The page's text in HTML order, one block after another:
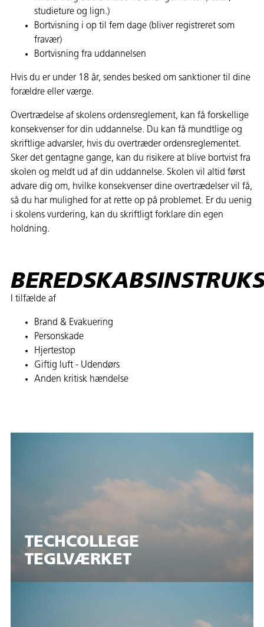
studieture og lign.)
Bortvisning i op til fem dage (bliver registreret som
fravær)
Bortvisning fra uddannelsen
Hvis du er under 18 år, sendes besked om sanktioner til dine
forældre eller værge.
Overtrædelse af skolens ordensreglement, kan få forskellige
konsekvenser for din uddannelse. Du kan få mundtlige og
skriftlige advarsler, hvis du overtræder ordensreglementet.
Sker det gentagne gange, kan du risikere at blive bortvist fra
skolen og meldt ud af din uddannelse. Skolen vil altid først
advare dig om, hvilke konsekvenser dine overtrædelser vil få,
så du har mulighed for at rette op på problemet. Er du uenig
i skolens vurdering, kan du skriftligt forklare din egen
holdning.
I tilfælde af
Brand & Evakuering
Personskade
Hjertestop
Giftig luft - Udendørs
Anden kritisk hændelse
TECHCOLLEGE
TEGLVÆRKET